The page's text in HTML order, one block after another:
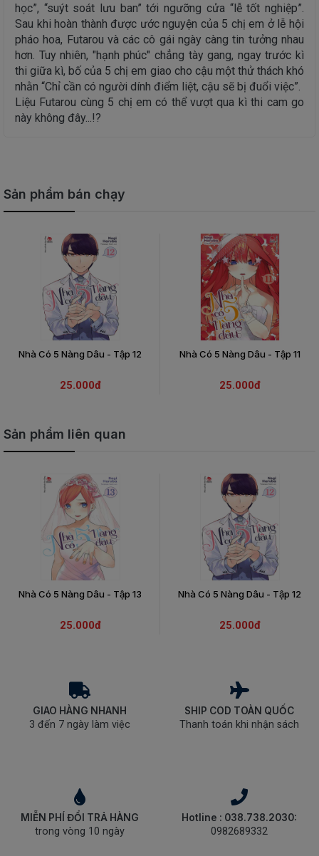
học”, “suýt soát lưu ban” tới ngưỡng cửa “lễ tốt nghiệp”.
Sau khi hoàn thành được ước nguyện của 5 chị em ở lễ hội
pháo hoa, Futarou và các cô gái ngày càng tin tưởng nhau
hơn. Tuy nhiên, "hạnh phúc" chẳng tày gang, ngay trước kì
thi giữa kì, bố của 5 chị em giao cho cậu một thử thách khó
nhằn “Chỉ cần có người dính điểm liệt, cậu sẽ bị đuổi việc”.
Liệu Futarou cùng 5 chị em có thể vượt qua kì thi cam go
này không đây...!?
Sản phẩm bán chạy
Nhà Có 5 Nàng Dâu - Tập 12
25.000đ
Nhà Có 5 Nàng Dâu - Tập 11
25.000đ
Sản phẩm liên quan
Nhà Có 5 Nàng Dâu - Tập 13
25.000đ
Nhà Có 5 Nàng Dâu - Tập 12
25.000đ
GIAO HÀNG NHANH
3 đến 7 ngày làm việc
SHIP COD TOÀN QUỐC
Thanh toán khi nhận sách
MIỄN PHÍ ĐỔI TRẢ HÀNG
trong vòng 10 ngày
Hotline : 038.738.2030:
0982689332